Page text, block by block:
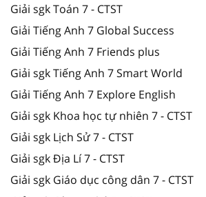
Giải sgk Toán 7 - CTST
Giải Tiếng Anh 7 Global Success
Giải Tiếng Anh 7 Friends plus
Giải sgk Tiếng Anh 7 Smart World
Giải Tiếng Anh 7 Explore English
Giải sgk Khoa học tự nhiên 7 - CTST
Giải sgk Lịch Sử 7 - CTST
Giải sgk Địa Lí 7 - CTST
Giải sgk Giáo dục công dân 7 - CTST